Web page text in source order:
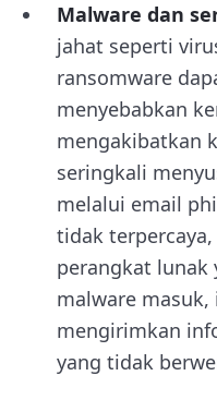
Malware dan
jahat seperti
ransomware
menyebabkan
mengakibatkan
seringkali
melalui email
tidak
perangkat lunak
malware masuk,
mengirimkan
yang tidak